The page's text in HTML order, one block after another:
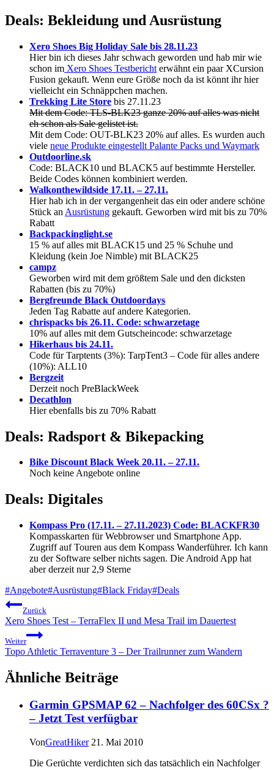
Deals: Bekleidung und Ausrüstung
Xero Shoes Big Holiday Sale bis 28.11.23
Hier bin ich dieses Jahr schwach geworden und hab mir wie
schon im Xero Shoes Testbericht erwähnt ein paar XCursion
Fusion gekauft. Wenn eure Größe noch da ist könnt ihr hier
vielleicht ein Schnäppchen machen.
Trekking Lite Store bis 27.11.23
Mit dem Code: TLS-BLK23 ganze 20% auf alles was nicht
eh schon als Sale gelistet ist.
Mit dem Code: OUT-BLK23 20% auf alles. Es wurden auch
viele neue Produkte eingestellt Palante Packs und Waymark
Outdoorline.sk
Code: BLACK10 und BLACK5 auf bestimmte Hersteller.
Beide Codes können kombiniert werden.
Walkonthewildside 17.11. – 27.11.
Hier hab ich in der vergangenheit das ein oder andere schöne
Stück an Ausrüstung gekauft. Geworben wird mit bis zu 70%
Rabatt
Backpackinglight.se
15 % auf alles mit BLACK15 und 25 % Schuhe und
Kleidung (kein Joe Nimble) mit BLACK25
campz
Geworben wird mit dem größtem Sale und den dicksten
Rabatten (bis zu 70%)
Bergfreunde Black Outdoordays
Jeden Tag Rabatte auf andere Kategorien.
chrispacks bis 26.11. Code: schwarzetage
10% auf alles mit dem Gutscheincode: schwarzetage
Hikerhaus bis 24.11.
Code für Tarptents (3%): TarpTent3 – Code für alles andere
(10%): ALL10
Bergzeit
Derzeit noch PreBlackWeek
Decathlon
Hier ebenfalls bis zu 70% Rabatt
Deals: Radsport & Bikepacking
Bike Discount Black Week 20.11. – 27.11.
Noch keine Angebote online
Deals: Digitales
Kompass Pro (17.11. – 27.11.2023) Code: BLACKFR30
Kompasskarten für Webbrowser und Smartphone App.
Zugriff auf Touren aus dem Kompass Wanderführer. Ich kann
zu der Software selber nichts sagen. Die Android App hat
aber derzeit nur 2,9 Sterne
Schlagworte:
#Angebote#Ausrüstung#Black Friday#Deals
Beitragsnavigation
Zurück
Xero Shoes Test – TerraFlex II und Mesa Trail im Dauertest
Weiter
Topo Athletic Terraventure 3 – Der Trailrunner zum Wandern
Ähnliche Beiträge
Garmin GPSMAP 62 – Nachfolger des 60CSx ?
– Jetzt Test verfügbar
VonGreatHiker 21. Mai 2010
Die Gerüchte verdichten sich das tatsächlich ein Nachfolger